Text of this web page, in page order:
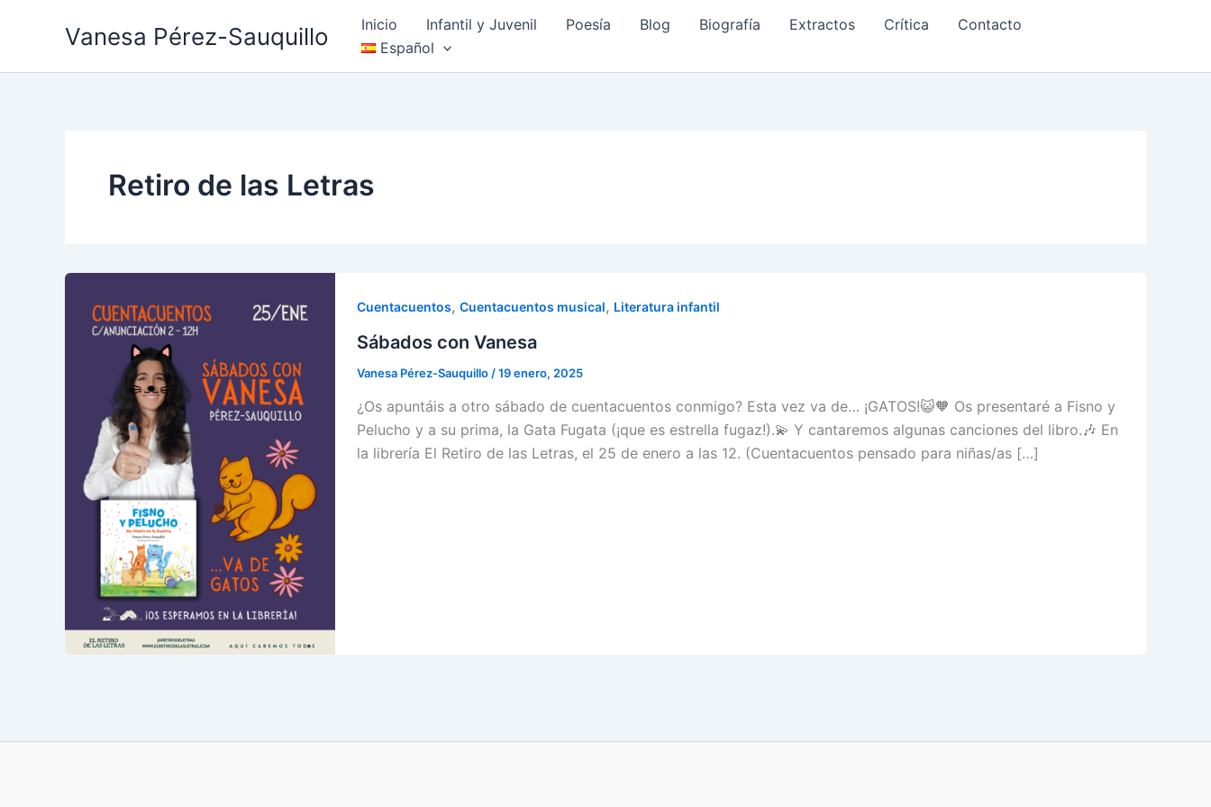
Vanesa Pérez-Sauquillo Inicio Infantil y Juvenil Poesía Blog Biografía Extractos Crítica
Contacto
Español
Retiro de las Letras
Cuentacuentos, Cuentacuentos musical, Literatura infantil
Sábados con Vanesa
Vanesa Pérez-Sauquillo /19 enero, 2025
¿Os apuntáis a otro sábado de cuentacuentos conmigo? Esta vez va de… ¡GATOS!😺🧡 Os presentaré a Fisno y
Pelucho y a su prima, la Gata Fugata (¡que es estrella fugaz!).💫 Y cantaremos algunas canciones del libro.🎶 En
la librería El Retiro de las Letras, el 25 de enero a las 12. (Cuentacuentos pensado para niñas/as […]